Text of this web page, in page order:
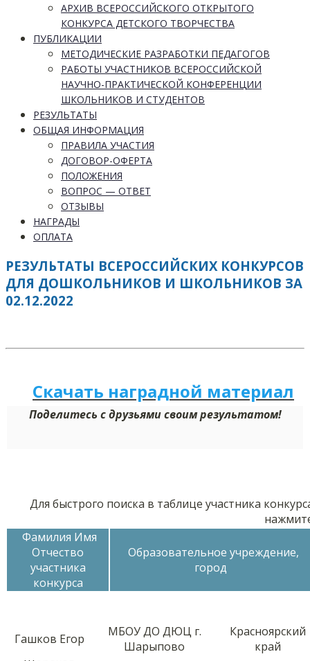
АРХИВ ВСЕРОССИЙСКОГО ОТКРЫТОГО
КОНКУРСА ДЕТСКОГО ТВОРЧЕСТВА
ПУБЛИКАЦИИ
МЕТОДИЧЕСКИЕ РАЗРАБОТКИ ПЕДАГОГОВ
РАБОТЫ УЧАСТНИКОВ ВСЕРОССИЙСКОЙ
НАУЧНО-ПРАКТИЧЕСКОЙ КОНФЕРЕНЦИИ
ШКОЛЬНИКОВ И СТУДЕНТОВ
РЕЗУЛЬТАТЫ
ОБЩАЯ ИНФОРМАЦИЯ
ПРАВИЛА УЧАСТИЯ
ДОГОВОР-ОФЕРТА
ПОЛОЖЕНИЯ
ВОПРОС — ОТВЕТ
ОТЗЫВЫ
НАГРАДЫ
ОПЛАТА
РЕЗУЛЬТАТЫ ВСЕРОССИЙСКИХ КОНКУРСОВ
ДЛЯ ДОШКОЛЬНИКОВ И ШКОЛЬНИКОВ ЗА
02.12.2022
Скачать наградной материал
Поделитесь с друзьями своим результатом!
Для быстрого поиска в таблице участника
Фамилия Имя
Отчество
участника
конкурса
Образовательное учреждение,
город
Гашков Егор
МБОУ ДО ДЮЦ г.
Шарыпово
Красноярский
край